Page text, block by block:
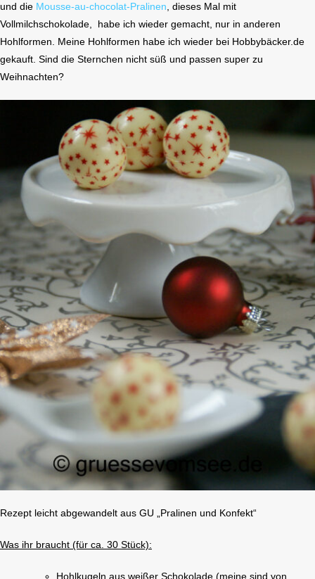
und die Mousse-au-chocolat-Pralinen, dieses Mal mit
Vollmilchschokolade, habe ich wieder gemacht, nur in anderen
Hohlformen. Meine Hohlformen habe ich wieder bei Hobbybäcker.de
gekauft. Sind die Sternchen nicht süß und passen super zu
Weihnachten?
Rezept leicht abgewandelt aus GU „Pralinen und Konfekt“
Was ihr braucht (für ca. 30 Stück):
Hohlkugeln aus weißer Schokolade (meine sind von